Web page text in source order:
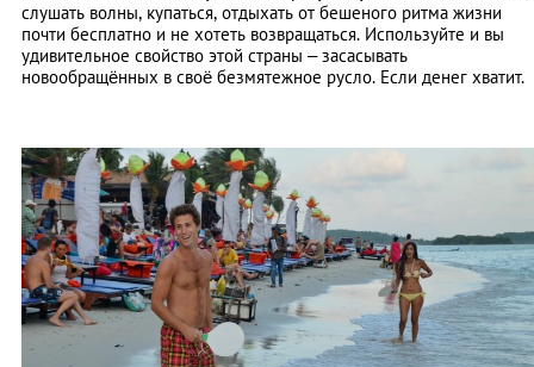
слушать волны, купаться, отдыхать от бешеного ритма жизни
почти бесплатно и не хотеть возвращаться. Используйте и вы
удивительное свойство этой страны – засасывать
новообращённых в своё безмятежное русло. Если денег хватит.